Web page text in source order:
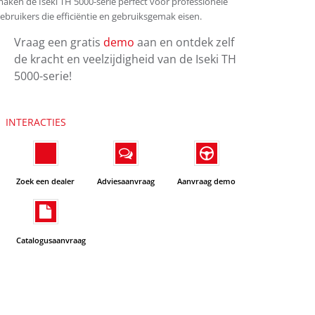
die efficiëntie en gebruiksgemak eisen.
Vraag een gratis demo aan en ontdek zelf
de kracht en veelzijdigheid van de Iseki TH
5000-serie!
INTERACTIES
Zoek een dealer Adviesaanvraag Aanvraag demo
Catalogusaanvraag